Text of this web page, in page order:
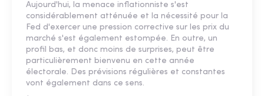
Aujourd'hui, la menace inflationniste s'est
considérablement atténuée et la nécessité pour la
Fed d'exercer une pression corrective sur les prix du
marché s'est également estompée. En outre, un
profil bas, et donc moins de surprises, peut être
particulièrement bienvenu en cette année
électorale. Des prévisions régulières et constantes
vont également dans ce sens.